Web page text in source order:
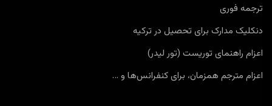
ترجمه فوری
دنکلیک مدارک برای تحصیل در ترکیه
اعزام راهنمای توریست (تور لیدر)
اعزام مترجم همزمان، برای کنفرانس‌ها و …